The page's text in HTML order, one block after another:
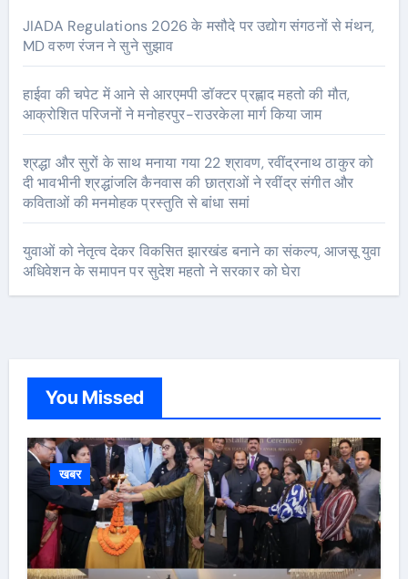
JIADA Regulations 2026 के मसौदे पर उद्योग संगठनों से मंथन,
MD वरुण रंजन ने सुने सुझाव
हाईवा की चपेट में आने से आरएमपी डॉक्टर प्रह्लाद महतो की मौत,
आक्रोशित परिजनों ने मनोहरपुर-राउरकेला मार्ग किया जाम
श्रद्धा और सुरों के साथ मनाया गया 22 श्रावण, रवींद्रनाथ ठाकुर को
दी भावभीनी श्रद्धांजलि कैनवास की छात्राओं ने रवींद्र संगीत और
कविताओं की मनमोहक प्रस्तुति से बांधा समां
युवाओं को नेतृत्व देकर विकसित झारखंड बनाने का संकल्प, आजसू युवा
अधिवेशन के समापन पर सुदेश महतो ने सरकार को घेरा
You Missed
खबर